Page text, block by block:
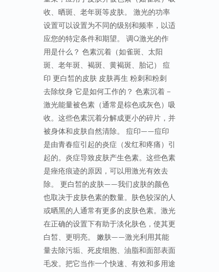
收、晒斑、老年斑等皮肤。 激光的功率
设置可以设置为不同的级别和频率，以适
应您的特定条件和期望。 调Q激光的作
用是什么？ 色素沉着（如雀斑、太阳
斑、老年斑、褐斑、黄褐斑、胎记） 痘
印 更白皙的皮肤 皮肤再生 粉刺和粉刺
去除纹身 它是如何工作的？ 色素沉着 –
激光能量被色素（通常是棕色或灰色）吸
收。这些色素沉着分解成更小的碎片，并
被身体和皮肤自然清除。 痘印——痘印
是由青春痘引起的炎症（发红和疼痛）引
起的。炎症导致皮肤产生色素。这些色素
是痤疮痕迹的原因，可以用激光有效去
除。 更白皙的皮肤——我们皮肤的颜色
也取决于皮肤色素的数量。肤色较深的人
或晒黑的人通常有更多的皮肤色素。激光
在正确的设置下有助于淡化肤色，使其更
白皙、更明亮。 嫩肤——激光利用其能
量去除污垢、死皮细胞、油脂和面部表面
毛发。把它当作一个快速、有效和多用途